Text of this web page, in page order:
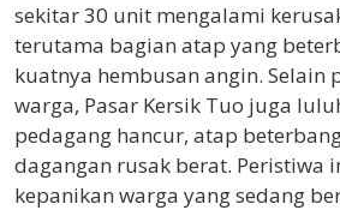
sekitar 30 unit mengalami
terutama bagian atap yang
kuatnya hembusan angin. Selain
warga, Pasar Kersik Tuo juga
pedagang hancur, atap
dagangan rusak berat. Peristiwa
kepanikan warga yang sedang